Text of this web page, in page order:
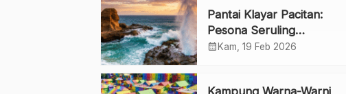
Pantai Klayar Pacitan:
Pesona Seruling
Samudra dan Batu
calendar_month Kam, 19 Feb 2026
Kampung Warna-Warni